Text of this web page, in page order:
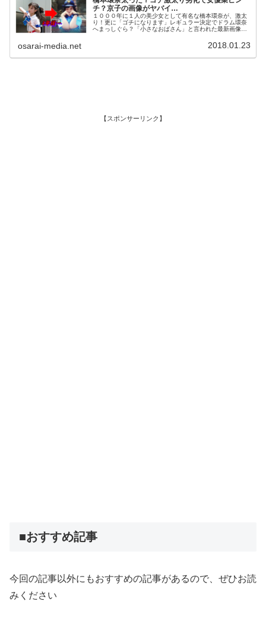
チ？京子の画像がヤバイ…
１０００年に１人の美少女として有名な橋本環奈が、激太
り！更に「ゴチになります」レギュラー決定でドラム環奈
へまっしぐら？「小さなおばさん」と言われた最新画像は
osarai-media.net 2018.01.23
【スポンサーリンク】
■おすすめ記事
今回の記事以外にもおすすめの記事があるので、ぜひお読
みください